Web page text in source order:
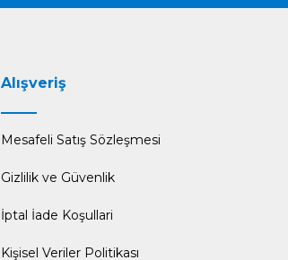
Alışveriş
Mesafeli Satış Sözleşmesi
Gizlilik ve Güvenlik
İptal İade Koşullari
Kişisel Veriler Politikası